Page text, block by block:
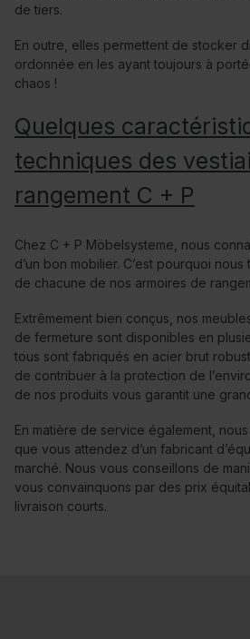
de tiers.
En outre, elles permettent de stocker
ordonnée en les ayant toujours à
chaos !
Quelques
techniques des
rangement C + P
Chez C + P Möbelsysteme, nous
d’un bon mobilier. C’est pourquoi
de chacune de nos armoires de
Extrêmement bien conçus, nos
de fermeture sont disponibles en
tous sont fabriqués en acier brut
de contribuer à la protection de
de nos produits vous garantit une
En matière de service également,
que vous attendez d’un fabricant
marché. Nous vous conseillons de
vous convainquons par des prix
livraison courts.